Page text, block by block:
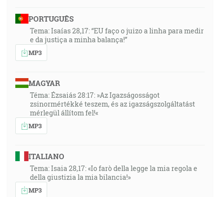
PORTUGUÊS
Tema: Isaías 28,17: “EU faço o juizo a linha para medir
e da justiça a minha balança!”
MP3
MAGYAR
Téma: Ézsaiás 28:17: »Az Igazságosságot
zsinormértékké teszem, és az igazságszolgáltatást
mérlegül állítom fel!«
MP3
ITALIANO
Tema: Isaia 28,17: «Io farò della legge la mia regola e
della giustizia la mia bilancia!»
MP3